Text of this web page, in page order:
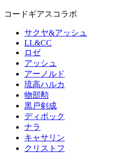
コードギアスコラボ
サクヤ&アッシュ
LL&CC
ロゼ
アッシュ
アーノルド
琉高ハルカ
物部勲
黒戸剣成
ディボック
ナラ
キャサリン
クリストフ